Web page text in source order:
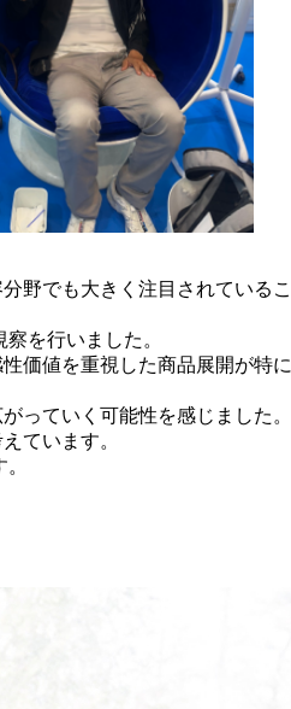
野でも大きく注目されているこ
を行いました。
価値を重視した商品展開が特に
っていく可能性を感じました。
ています。